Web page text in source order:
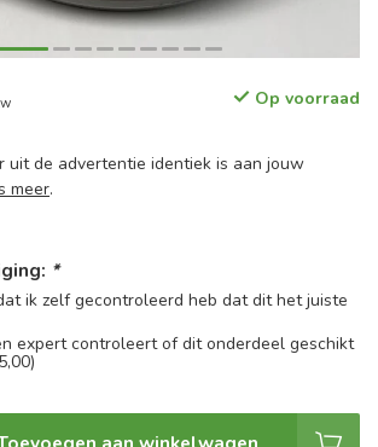
Op voorraad
uit de advertentie identiek is aan jouw
meer.
*
ik zelf gecontroleerd heb dat dit het juiste
expert controleert of dit onderdeel geschikt